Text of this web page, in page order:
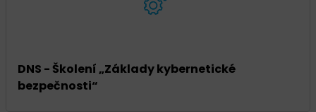
DNS - Školení „Základy kybernetické
bezpečnosti“